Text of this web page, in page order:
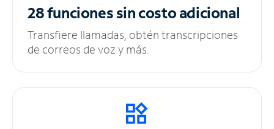
28 funciones sincosto adicional
Transfiere llamadas, obtén transcripciones
de correos de voz y más.